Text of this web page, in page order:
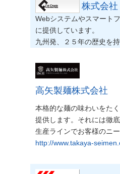
株式会
Webシステムやスマート
に提供しています。
九州発、２５年の歴史を
高矢製麺株式会社
本格的な麺の味わいをた
提供します。それには徹
生産ラインでお客様のニ
http://www.takaya-